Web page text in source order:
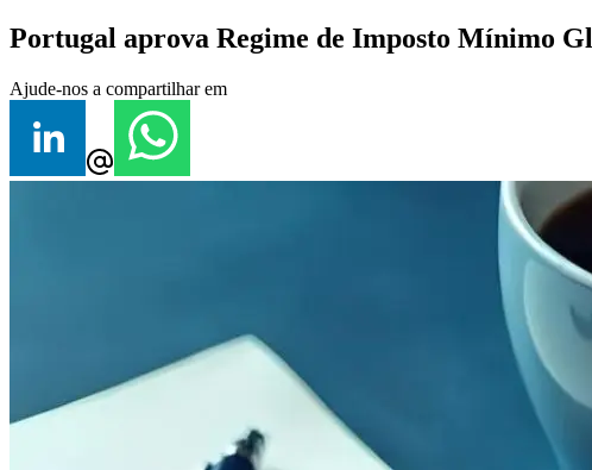
Portugal aprova Regime de Imposto Mínimo
Ajude-nos a compartilhar em